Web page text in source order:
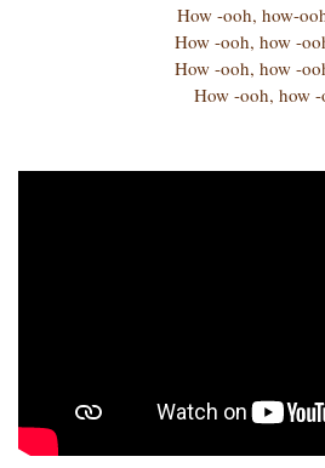
How -ooh, how-
How -ooh, how -
How -ooh, how -
How -ooh, how -